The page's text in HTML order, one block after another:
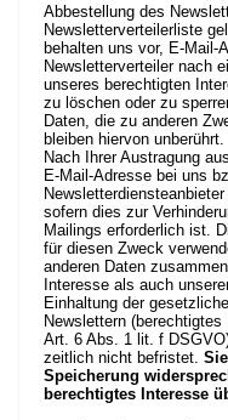
Abbestellung des
Newsletterverteilerliste
behalten uns vor, E-Mail-
Newsletterverteiler nach
unseres berechtigten
zu löschen oder zu
Daten, die zu anderen
bleiben hiervon unberührt.
Nach Ihrer Austragung
E-Mail-Adresse bei uns
sofern dies zur
Mailings erforderlich ist.
für diesen Zweck
anderen Daten
Interesse als auch
Einhaltung der
Newslettern
Art. 6 Abs. 1 lit. f
zeitlich nicht befristet.
Speicherung
berechtigtes Interesse